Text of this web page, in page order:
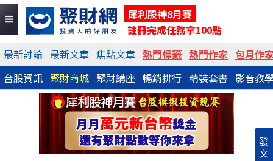
犀利股神8月賽
註冊完成任務拿100點
最新討論 最新文章 焦點文章 熱門標籤 熱門作家 包月作
台股資訊 聚財商城 聚財講座 暢銷排行 精裝套書 影音教
發
文